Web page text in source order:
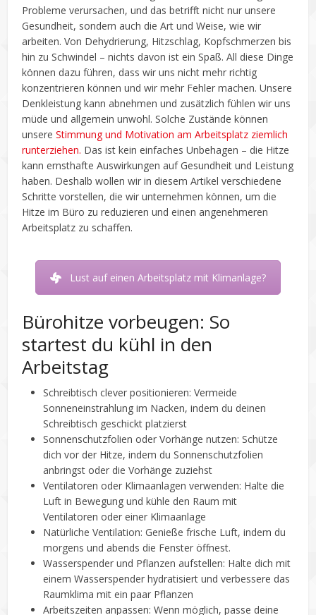
Probleme verursachen, und das betrifft nicht nur unsere
Gesundheit, sondern auch die Art und Weise, wie wir
arbeiten. Von Dehydrierung, Hitzschlag, Kopfschmerzen bis
hin zu Schwindel – nichts davon ist ein Spaß. All diese Dinge
können dazu führen, dass wir uns nicht mehr richtig
konzentrieren können und wir mehr Fehler machen. Unsere
Denkleistung kann abnehmen und zusätzlich fühlen wir uns
müde und allgemein unwohl. Solche Zustände können
unsereStimmung und Motivation am Arbeitsplatz ziemlich
runterziehen. Das ist kein einfaches Unbehagen – die Hitze
kann ernsthafte Auswirkungen auf Gesundheit und Leistung
haben. Deshalb wollen wir in diesem Artikel verschiedene
Schritte vorstellen, die wir unternehmen können, um die
Hitze im Büro zu reduzieren und einen angenehmeren
Arbeitsplatz zu schaffen.
Lust auf einen Arbeitsplatz mit Klimanlage?
Bürohitze vorbeugen: So
startest du kühl in den
Arbeitstag
Schreibtisch clever positionieren: Vermeide
Sonneneinstrahlung im Nacken, indem du deinen
Schreibtisch geschickt platzierst
Sonnenschutzfolien oder Vorhänge nutzen: Schütze
dich vor der Hitze, indem du Sonnenschutzfolien
anbringst oder die Vorhänge zuziehst
Ventilatoren oder Klimaanlagen verwenden: Halte die
Luft in Bewegung und kühle den Raum mit
Ventilatoren oder einer Klimaanlage
Natürliche Ventilation: Genieße frische Luft, indem du
morgens und abends die Fenster öffnest.
Wasserspender und Pflanzen aufstellen: Halte dich mit
einem Wasserspender hydratisiert und verbessere das
Raumklima mit ein paar Pflanzen
Arbeitszeiten anpassen: Wenn möglich, passe deine